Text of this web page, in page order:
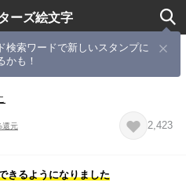
ーズ絵文字
検索ワードで新しいスタンプに
かも！
フルな文字の毎日使える絵
還元 2,423
きるようになりました